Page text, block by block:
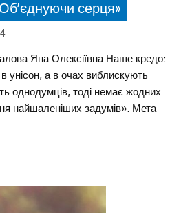
серця»
Яна Олексіївна Наше кредо:
унісон, а в очах виблискують
однодумців, тоді немає жодних
найшаленіших задумів». Мета